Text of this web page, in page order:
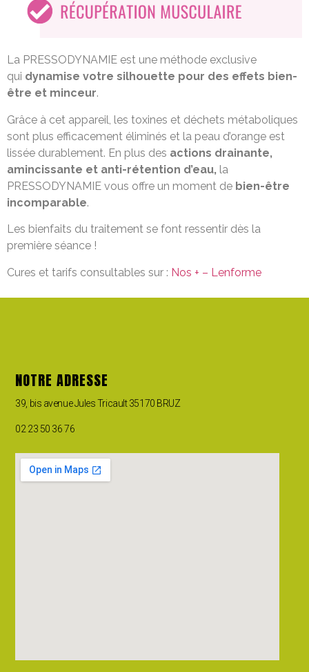
La PRESSODYNAMIE est une méthode exclusive
qui dynamise votre silhouette pour des effets bien-
être et minceur.
Grâce à cet appareil, les toxines et déchets métaboliques
sont plus efficacement éliminés et la peau d’orange est
lissée durablement. En plus des actions drainante,
amincissante et anti-rétention d’eau, la
PRESSODYNAMIE vous offre un moment de bien-être
incomparable.
Les bienfaits du traitement se font ressentir dès la
première séance !
Cures et tarifs consultables sur : Nos + – Lenforme
NOTRE ADRESSE
39, bis avenue Jules Tricault 35170 BRUZ
02 23 50 36 76